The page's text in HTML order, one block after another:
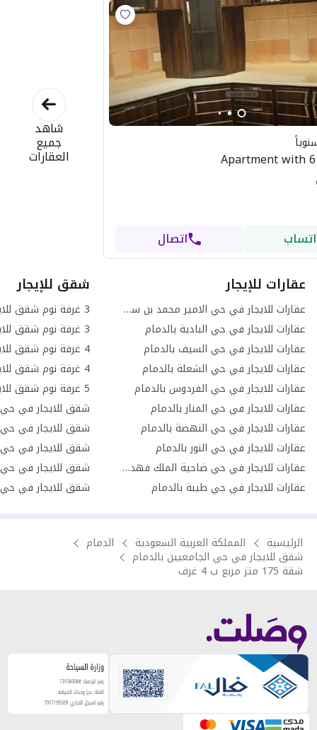
Apartment with
اتصال
شاهد
جميع
العقارات
عقارات للإيجار
عقارات للايجار في حي الامير محمد بن سعود بالدمام
عقارات للايجار في حي البادية بالدمام
عقارات للايجار في حي السيف بالدمام
عقارات للايجار في حي الشعلة بالدمام
عقارات للايجار في حي الفردوس بالدمام
عقارات للايجار في حي المنار بالدمام
عقارات للايجار في حي النهضة بالدمام
عقارات للايجار في حي النور بالدمام
عقارات للايجار في حي ضاحية الملك فهد بالدمام
عقارات للايجار في حي طيبة بالدمام
شقق للإيجار
شقق للايجار في
شقق للايجار في حي
شقق للايجار في حي
شقق للايجار في حي
الرئيسية المملكة العربية السعودية الدمام
شقق للايجار في حي الجامعيين بالدمام
شقة 175 متر مربع ب 4 غرف